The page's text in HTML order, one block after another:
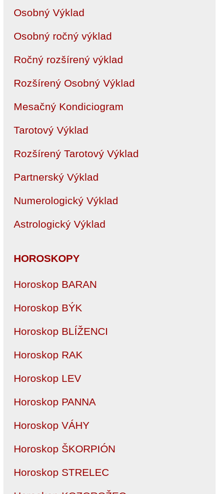
Osobný Výklad
Osobný ročný výklad
Ročný rozšírený výklad
Rozšírený Osobný Výklad
Mesačný Kondiciogram
Tarotový Výklad
Rozšírený Tarotový Výklad
Partnerský Výklad
Numerologický Výklad
Astrologický Výklad
HOROSKOPY
Horoskop BARAN
Horoskop BÝK
Horoskop BLÍŽENCI
Horoskop RAK
Horoskop LEV
Horoskop PANNA
Horoskop VÁHY
Horoskop ŠKORPIÓN
Horoskop STRELEC